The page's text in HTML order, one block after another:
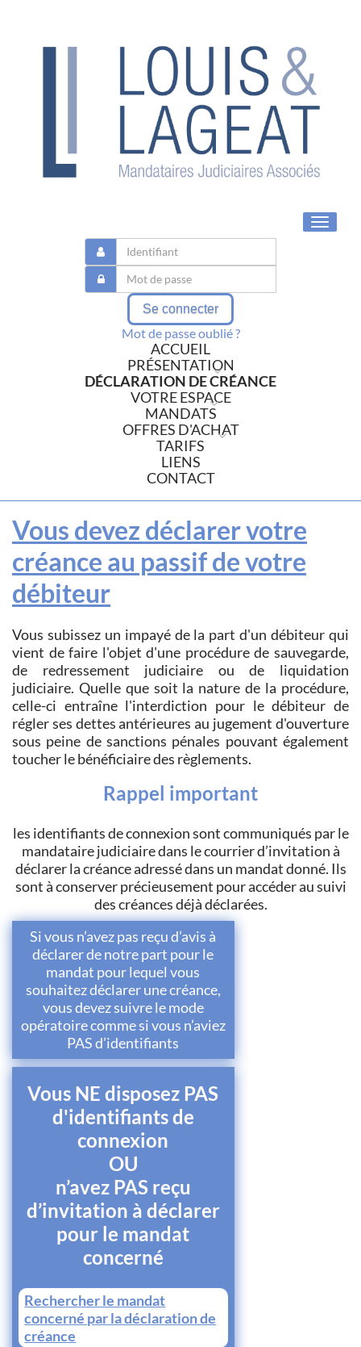
Toggle
Se connecter
Mot de passe oublié ?
ACCUEIL
PRÉSENTATION
DÉCLARATION DE CRÉANCE
VOTRE ESPACE
MANDATS
OFFRES D'ACHAT
TARIFS
LIENS
CONTACT
Vous devez déclarer votre
créance au passif de votre
débiteur
Vous subissez un impayé de la part d'un débiteur qui
vient de faire l'objet d'une procédure de sauvegarde,
de redressement judiciaire ou de liquidation
judiciaire. Quelle que soit la nature de la procédure,
celle-ci entraîne l'interdiction pour le débiteur de
régler ses dettes antérieures au jugement d'ouverture
sous peine de sanctions pénales pouvant également
toucher le bénéficiaire des règlements.
Rappel important
les identifiants de connexion sont communiqués par le
mandataire judiciaire dans le courrier d’invitation à
déclarer la créance adressé dans un mandat donné. Ils
sont à conserver précieusement pour accéder au suivi
des créances déjà déclarées.
Si vous n’avez pas reçu d’avis à
déclarer de notre part pour le
mandat pour lequel vous
souhaitez déclarer une créance,
vous devez suivre le mode
opératoire comme si vous n’aviez
PAS d’identifiants
Vous NE disposez PAS
d'identifiants de
connexion
OU
n’avez PAS reçu
d’invitation à déclarer
pour le mandat
concerné
Rechercher le mandat
concerné par la déclaration de
créance